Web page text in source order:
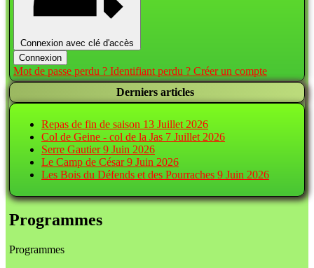
Connexion avec clé d'accès
Connexion
Mot de passe perdu ? Identifiant perdu ? Créer un compte
Derniers articles
Repas de fin de saison 13 Juillet 2026
Col de Geine - col de la Jas 7 Juillet 2026
Serre Gautier9 Juin 2026
Le Camp de César9 Juin 2026
Les Bois du Défends et des Pourraches 9 Juin 2026
Programmes
Programmes